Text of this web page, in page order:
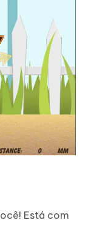
Está com